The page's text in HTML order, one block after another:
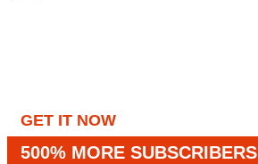
GET IT NOW
500% MORE SUBSCRIBERS